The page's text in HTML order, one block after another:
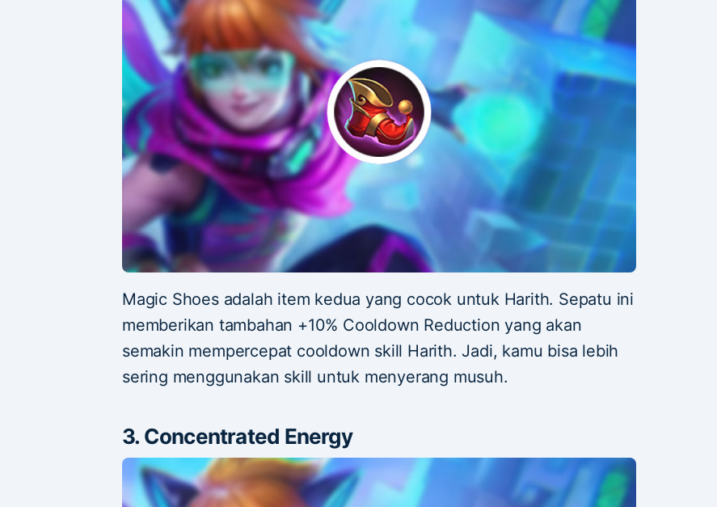
Magic Shoes adalah item kedua yang cocok untuk Harith. Sepatu ini
memberikan tambahan +10% Cooldown Reduction yang akan
semakin mempercepat cooldown skill Harith. Jadi, kamu bisa lebih
sering menggunakan skill untuk menyerang musuh.
3. Concentrated Energy